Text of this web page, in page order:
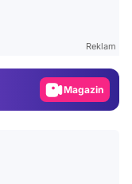
Reklam
Video